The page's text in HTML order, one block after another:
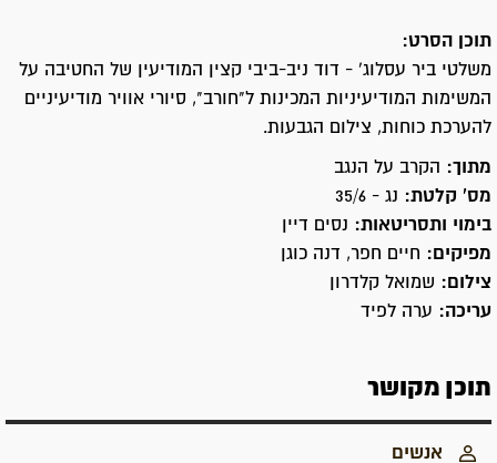
תוכן הסרט:
משלטי ביר עסלוג' - דוד ניב-ביבי קצין המודיעין של החטיבה על
המשימות המודיעיניות המכינות ל"חורב", סיורי אוויר מודיעיניים
להערכת כוחות, צילום הגבעות.
מתוך:
הקרב על הנגב
מס' קלטת: נג - 35/6
בימוי ותסריטאות: נסים דיין
מפיקים: חיים חפר, דנה כוגן
צילום: שמואל קלדרון
עריכה: ערה לפיד
תוכן מקושר
אנשים